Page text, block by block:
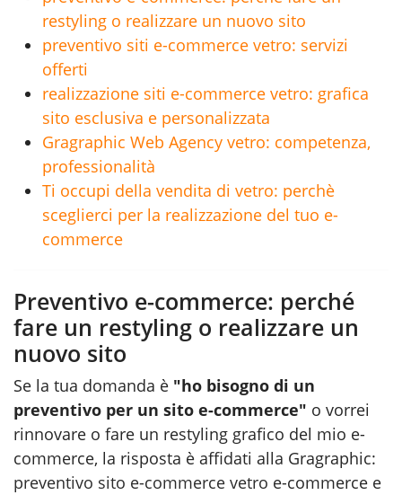
restyling o realizzare un nuovo sito
preventivo siti e-commerce vetro: servizi
offerti
realizzazione siti e-commerce vetro: grafica
sito esclusiva e personalizzata
Gragraphic Web Agency vetro: competenza,
professionalità
Ti occupi della vendita di vetro: perchè
sceglierci per la realizzazione del tuo e-
commerce
Preventivo e-commerce: perché
fare un restyling o realizzare un
nuovo sito
Se la tua domanda è "ho bisogno di un
preventivo per un sito e-commerce" o vorrei
rinnovare o fare un restyling grafico del mio e-
commerce, la risposta è affidati alla Gragraphic:
preventivo sito e-commerce vetro e-commerce e